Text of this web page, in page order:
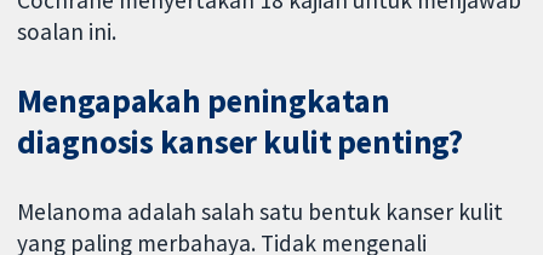
soalan ini.
Mengapakah peningkatan
diagnosis kanser kulit penting?
Melanoma adalah salah satu bentuk kanser kulit
yang paling merbahaya. Tidak mengenali